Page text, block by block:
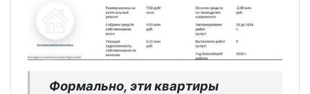
Формально, эти квартиры